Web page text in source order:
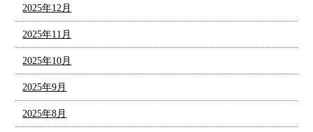
2025年12月
2025年11月
2025年10月
2025年9月
2025年8月